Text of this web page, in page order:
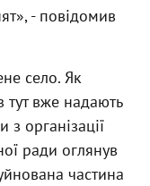
- повідомив
село. Як
тут вже надають
організації
ради оглянув
частина